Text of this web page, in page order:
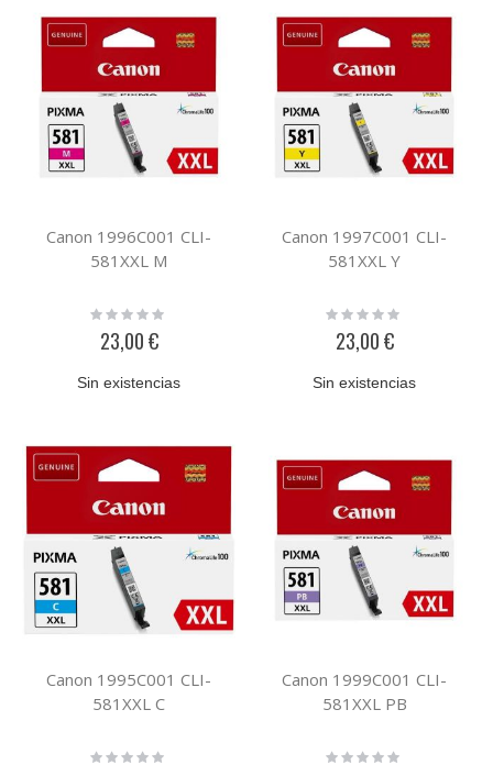
Canon 1996C001 CLI-
581XXL M
Rating:
23,00 €
Sin existencias
Canon 1997C001 CLI-
581XXL Y
Rating:
23,00 €
Sin existencias
Canon 1995C001 CLI-
581XXL C
Rating:
Canon 1999C001 CLI-
581XXL PB
Rating: